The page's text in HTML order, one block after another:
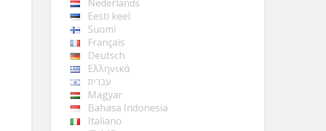
Nederlands
Eesti keel
Suomi
Français
Deutsch
Ελληνικά
עברית
Magyar
Bahasa Indonesia
Italiano